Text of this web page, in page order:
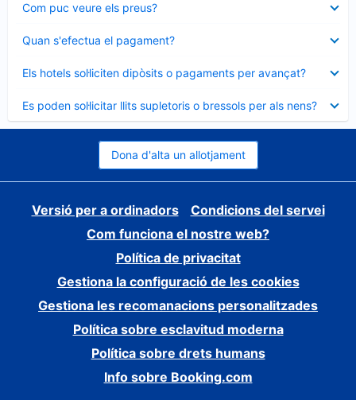
Com puc veure els preus?
tancat
Quan s'efectua el pagament?
tancat
Els hotels sol·liciten dipòsits o pagaments per avançat?
tancat
Es poden sol·licitar llits supletoris o bressols per als nens?
tancat
Dona d'alta un allotjament
Versió per a ordinadors
Condicions del servei
Com funciona el nostre web?
Política de privacitat
Gestiona la configuració de les cookies
Gestiona les recomanacions personalitzades
Política sobre esclavitud moderna
Política sobre drets humans
Info sobre Booking.com